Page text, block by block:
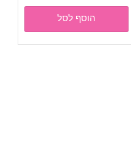
הוסף לסל